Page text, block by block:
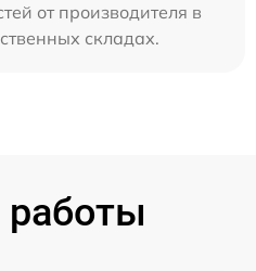
от производителя в
складах.